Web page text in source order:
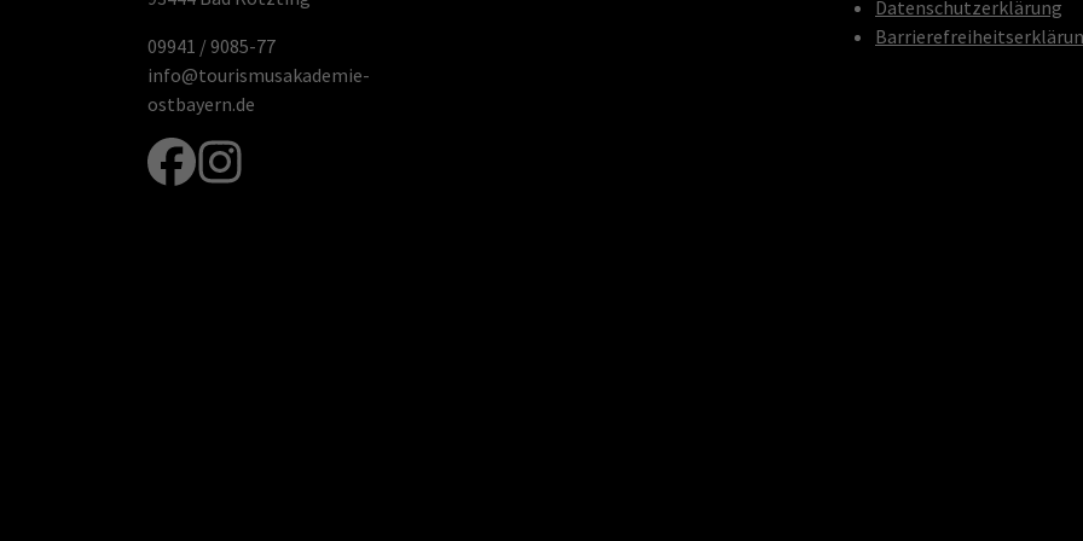
09941 / 9085-77
info@tourismusakademie-
ostbayern.de
Datenschutzerklärung